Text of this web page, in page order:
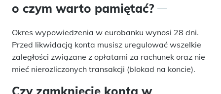
o czym warto pamiętać?
Okres wypowiedzenia w eurobanku wynosi 28 dni.
Przed likwidacją konta musisz uregulować wszelkie
zaległości związane z opłatami za rachunek oraz nie
mieć nierozliczonych transakcji (blokad na koncie).
Czy zamknięcie konta w